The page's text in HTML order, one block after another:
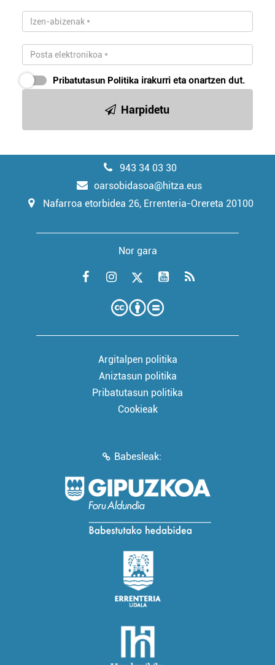
Pribatutasun Politika irakurri eta onartzen dut.
Harpidetu
943 34 03 30
oarsobidasoa@hitza.eus
Nafarroa etorbidea 26, Errenteria-Orereta 20100
Nor gara
Argitalpen politika
Aniztasun politika
Pribatutasun politika
Cookieak
Babesleak: